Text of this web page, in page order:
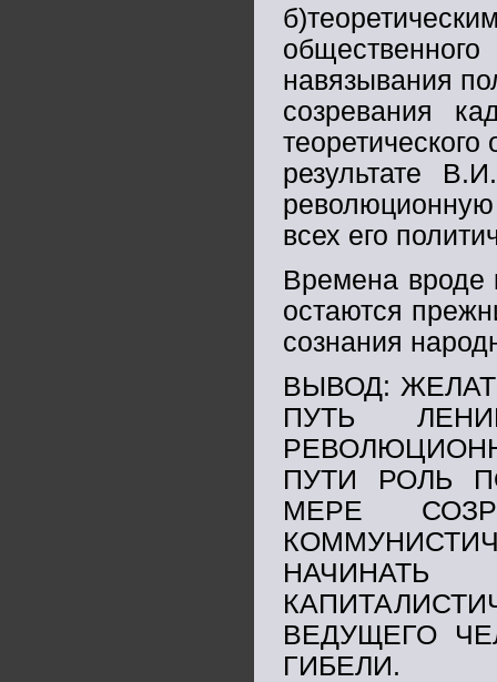
навязывания
созревания
результате
революционную
всех его
Времена вроде
остаются
сознания
ВЫВОД:
ПУТЬ
ПУТИ РОЛЬ
МЕРЕ
ВЕДУЩЕГО
ГИБЕЛИ.